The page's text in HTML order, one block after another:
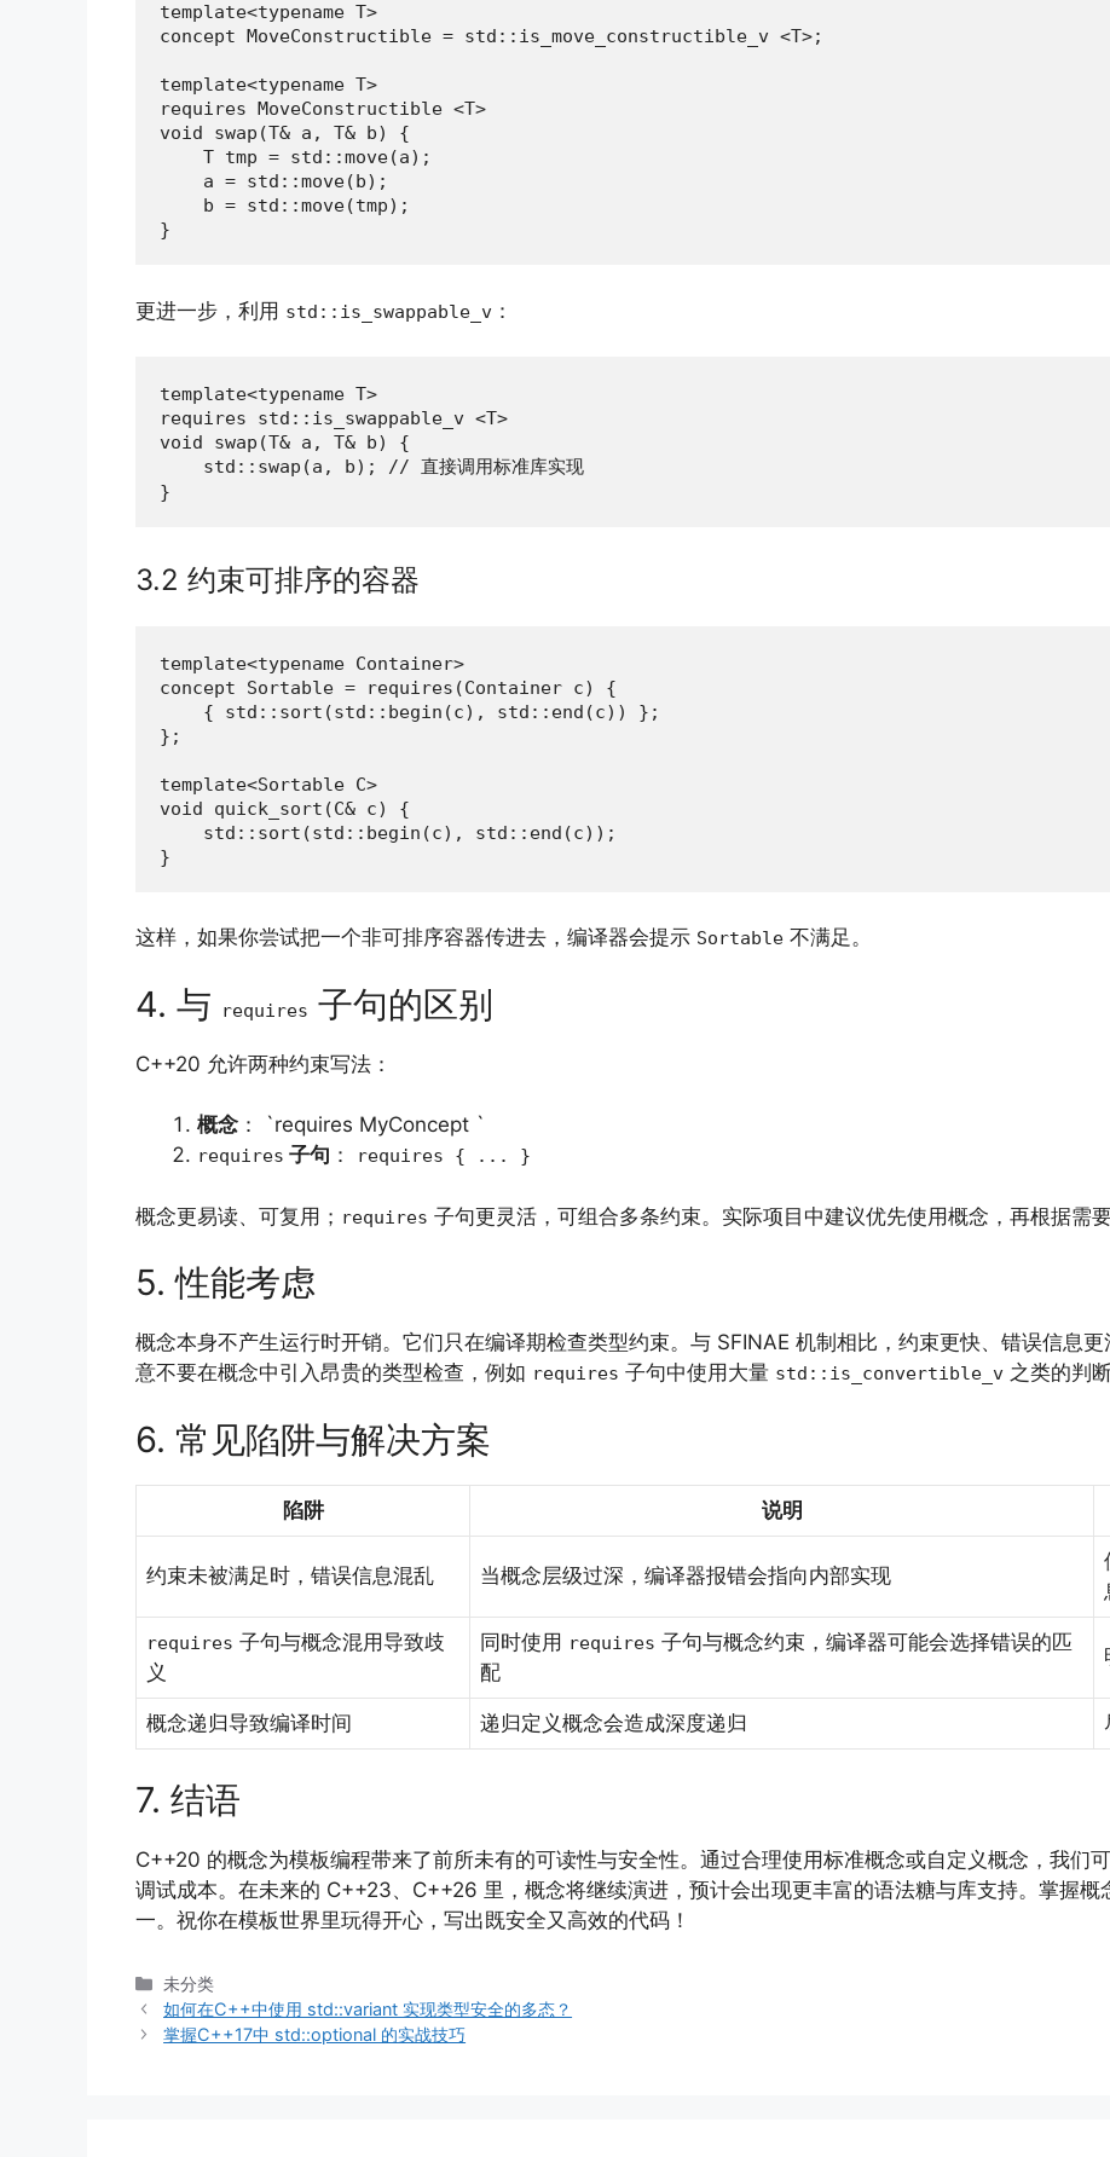
template<typename T>
concept MoveConstructible = std::is_move_constructible_v <T>;
template<typename T>
requires MoveConstructible <T>
void swap(T& a, T& b) {
    T tmp = std::move(a);
    a = std::move(b);
    b = std::move(tmp);
}
更进一步，利用 std::is_swappable_v ：
template<typename T>
requires std::is_swappable_v <T>
void swap(T& a, T& b) {
    std::swap(a, b); // 直接调用标准库实现
}
3.2 约束可排序的容器
template<typename Container>
concept Sortable = requires(Container c) {
    { std::sort(std::begin(c), std::end(c)) };
};
template<Sortable C>
void quick_sort(C& c) {
    std::sort(std::begin(c), std::end(c));
}
这样，如果你尝试把一个非可排序容器传进去，编译器会提示 Sortable 不满足。
4. 与 requires 子句的区别
C++20 允许两种约束写法：
概念 ： `requires MyConcept `
requires 子句 ： requires { ... }
概念更易读、可复用； requires 子句更灵活，可组合多条约束。实际项目中建议优先使用概念，再根据需
5. 性能考虑
概念本身不产生运行时开销。它们只在编译期检查类型约束。与 SFINAE 机制相比，约束更快、错误信息
意不要在概念中引入昂贵的类型检查，例如 requires 子句中使用大量 std::is_convertible_v 之类的判
6. 常见陷阱与解决方案
陷阱 说明
约束未被满足时，错误信息混乱 当概念层级过深，编译器报错会指向内部实现
requires 子句与概念混用导致歧
义
同时使用 requires 子句与概念约束，编译器可能会选择错误的匹
配
概念递归导致编译时间 递归定义概念会造成深度递归
7. 结语
C++20 的概念为模板编程带来了前所未有的可读性与安全性。通过合理使用标准概念或自定义概念，我们
调试成本。在未来的 C++23、C++26 里，概念将继续演进，预计会出现更丰富的语法糖与库支持。掌握
一。祝你在模板世界里玩得开心，写出既安全又高效的代码！
分
类
未分类
如何在C++中使用 std::variant 实现类型安全的多态？
掌握C++17中 std::optional 的实战技巧